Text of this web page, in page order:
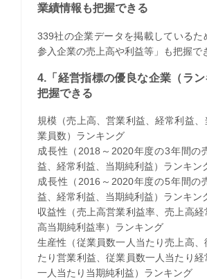
業績情報も把握できる
339社の企業データを掲載しているた
参入企業の売上高や利益等」も把握で
4.「経営指標の優良な企業（ラ
把握できる
規模（売上高、営業利益、経常利益
業員数）ランキング
成長性（2018～2020年度の3年間の
益、経常利益、当期純利益）ランキン
成長性（2016～2020年度の5年間の
益、経常利益、当期純利益）ランキン
収益性（売上高営業利益率、売上高経
高当期純利益率）ランキング
生産性（従業員数一人当たり売上高、
たり営業利益、従業員数一人当たり経
一人当たり当期純利益）ランキング